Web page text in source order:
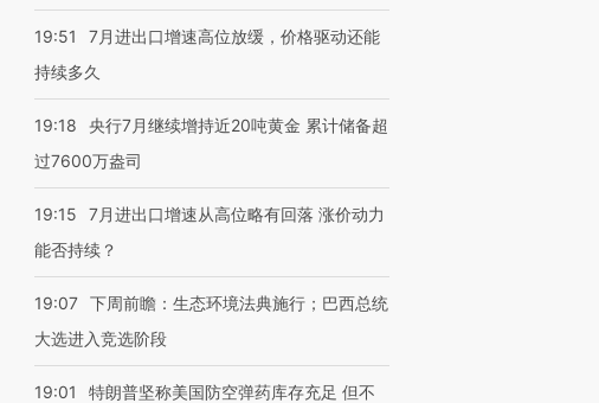
19:51
7月进出口增速高位放缓，价格驱动还能
持续多久
19:18
央行7月继续增持近20吨黄金 累计储备超
过7600万盎司
19:15
7月进出口增速从高位略有回落 涨价动力
能否持续？
19:07 下周前瞻：生态环境法典施行；巴西总统
大选进入竞选阶段
19:01
特朗普坚称美国防空弹药库存充足 但不